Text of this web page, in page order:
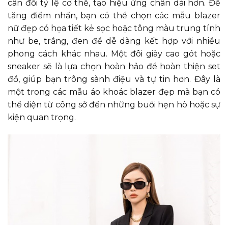
cân đối tỷ lệ cơ thể, tạo hiệu ứng chân dài hơn. Để
tăng điểm nhấn, bạn có thể chọn các mẫu blazer
nữ đẹp có họa tiết kẻ sọc hoặc tông màu trung tính
như be, trắng, đen để dễ dàng kết hợp với nhiều
phong cách khác nhau. Một đôi giày cao gót hoặc
sneaker sẽ là lựa chọn hoàn hảo để hoàn thiện set
đồ, giúp bạn trông sành điệu và tự tin hơn. Đây là
một trong các mẫu áo khoác blazer đẹp mà bạn có
thể diện từ công sở đến những buổi hẹn hò hoặc sự
kiện quan trọng.